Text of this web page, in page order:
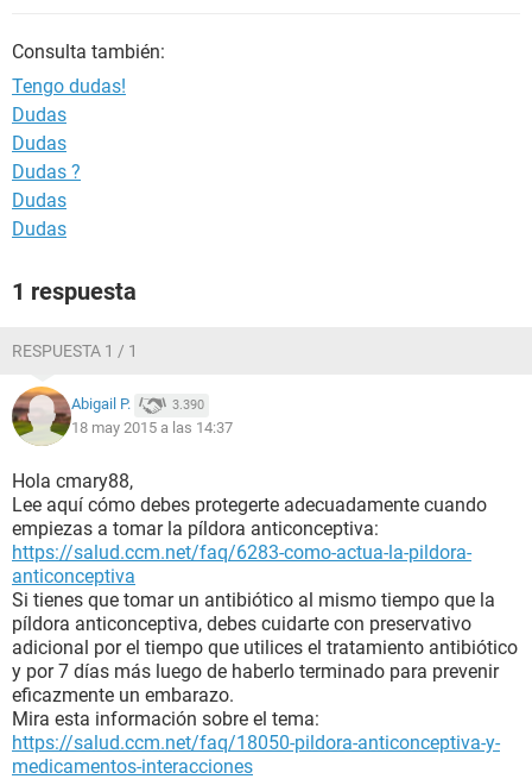
Consulta también:
Tengo dudas!
Dudas
Dudas
Dudas ?
Dudas
Dudas
1 respuesta
RESPUESTA 1 / 1
Abigail P. 3.390
18 may 2015 a las 14:37
Hola cmary88,
Lee aquí cómo debes protegerte adecuadamente cuando
empiezas a tomar la píldora anticonceptiva:
https://salud.ccm.net/faq/6283-como-actua-la-pildora-
anticonceptiva
Si tienes que tomar un antibiótico al mismo tiempo que la
píldora anticonceptiva, debes cuidarte con preservativo
adicional por el tiempo que utilices el tratamiento antibiótico
y por 7 días más luego de haberlo terminado para prevenir
eficazmente un embarazo.
Mira esta información sobre el tema:
https://salud.ccm.net/faq/18050-pildora-anticonceptiva-y-
medicamentos-interacciones